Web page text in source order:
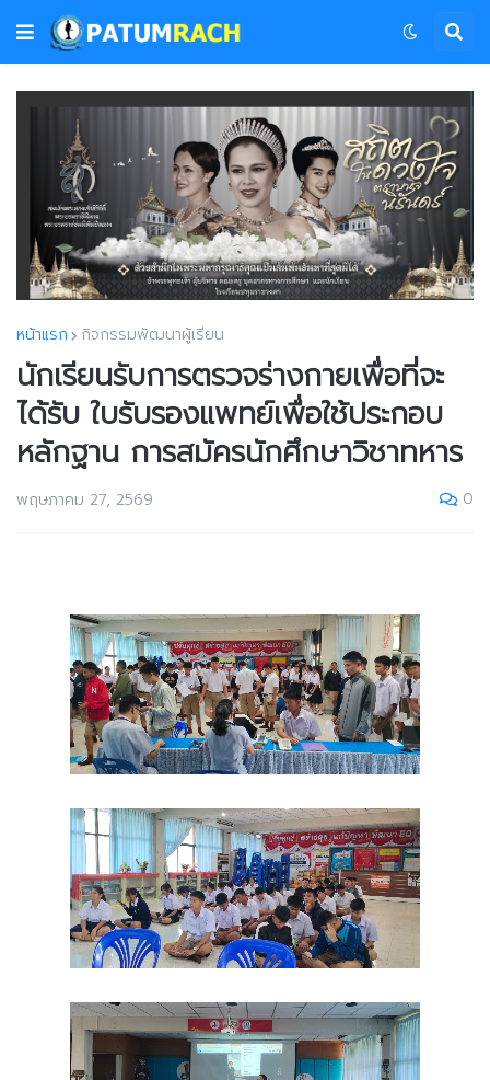
หน้าแรก กิจกรรมพัฒนาผู้เรียน
นักเรียนรับการตรวจร่างกายเพื่อที่จะ
ได้รับ ใบรับรองแพทย์เพื่อใช้ประกอบ
หลักฐาน การสมัครนักศึกษาวิชาทหาร
พฤษภาคม 27, 2569 0